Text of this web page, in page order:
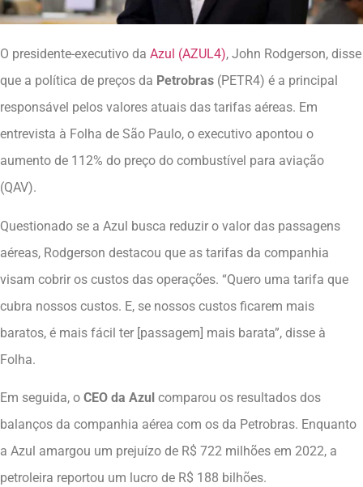
O presidente-executivo da Azul (AZUL4), John Rodgerson, disse
que a política de preços da Petrobras (PETR4) é a principal
responsável pelos valores atuais das tarifas aéreas. Em
entrevista à Folha de São Paulo, o executivo apontou o
aumento de 112% do preço do combustível para aviação
(QAV).
Questionado se a Azul busca reduzir o valor das passagens
aéreas, Rodgerson destacou que as tarifas da companhia
visam cobrir os custos das operações. “Quero uma tarifa que
cubra nossos custos. E, se nossos custos ficarem mais
baratos, é mais fácil ter [passagem] mais barata”, disse à
Folha.
Em seguida, o CEO da Azul comparou os resultados dos
balanços da companhia aérea com os da Petrobras. Enquanto
a Azul amargou um prejuízo de R$ 722 milhões em 2022, a
petroleira reportou um lucro de R$ 188 bilhões.